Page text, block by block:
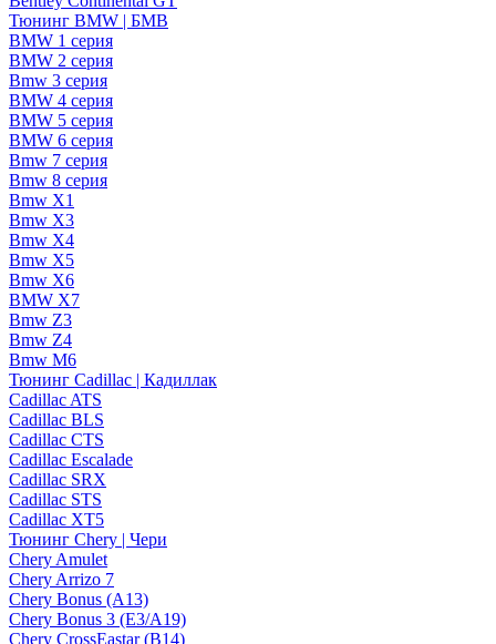
Тюнинг BMW | БМВ
BMW 1 серия
BMW 2 серия
Bmw 3 серия
BMW 4 серия
BMW 5 серия
BMW 6 серия
Bmw 7 серия
Bmw 8 серия
Bmw X1
Bmw X3
Bmw X4
Bmw X5
Bmw X6
BMW X7
Bmw Z3
Bmw Z4
Bmw М6
Тюнинг Cadillac | Кадиллак
Cadillac ATS
Cadillac BLS
Cadillac CTS
Cadillac Escalade
Cadillac SRX
Cadillac STS
Cadillac XT5
Тюнинг Chery | Чери
Chery Amulet
Chery Arrizo 7
Chery Bonus (A13)
Chery Bonus 3 (E3/A19)
Chery CrossEastar (B14)